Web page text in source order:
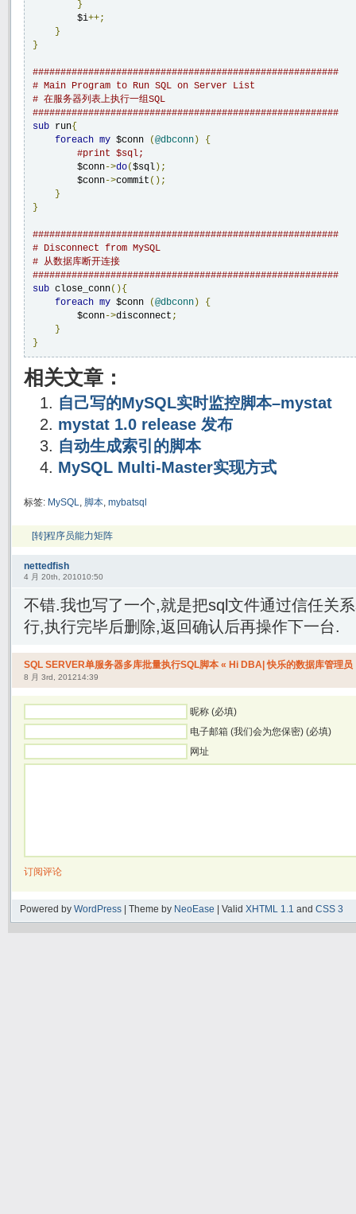
}
        $i
++;
}
}
#######################################################
# Main Program to Run SQL on Server List
# 在服务器列表上执行一组SQL
#######################################################
sub run{
foreach my $conn (@dbconn )
{
#print $sql;
        $conn
->do($sql );
        $conn
->commit ();
}
}
#######################################################
# Disconnect from MySQL
# 从数据库断开连接
#######################################################
sub close_conn(){
foreach my $conn (@dbconn )
{
        $conn
->disconnect ;
}
}
相关文章：
自己写的MySQL实时监控脚本–mystat
mystat 1.0 release 发布
自动生成索引的脚本
MySQL Multi-Master实现方式
标签: MySQL, 脚本, mybatsql
[转]程序员能力矩阵
nettedfish
4 月 20th, 201010:50
不错.我也写了一个,就是把sql文件通过信任关
行,执行完毕后删除,返回确认后再操作下一台.
SQL SERVER单服务器多库批量执行SQL脚本 « Hi DBA| 快乐的数据库管理员
8 月 3rd, 201214:39
昵称 (必填)
电子邮箱 (我们会为您保密) (必填)
网址
订阅评论
Powered by WordPress | Theme by NeoEase | Valid XHTML 1.1 and CSS 3